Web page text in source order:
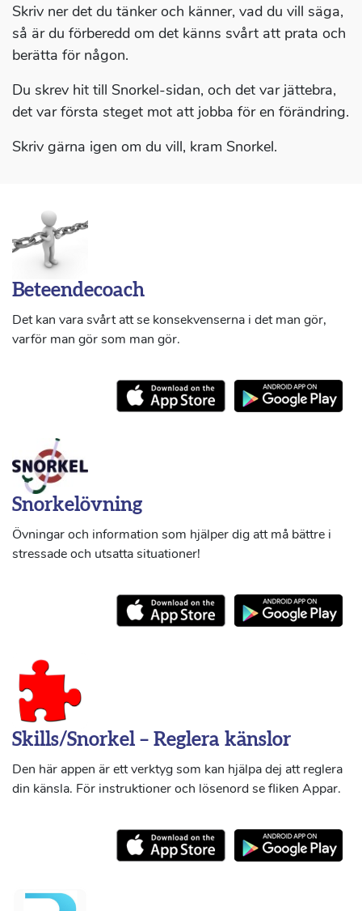
Skriv ner det du tänker och känner, vad du vill säga,
så är du förberedd om det känns svårt att prata och
berätta för någon.
Du skrev hit till Snorkel-sidan, och det var jättebra,
det var första steget mot att jobba för en förändring.
Skriv gärna igen om du vill, kram Snorkel.
Beteendecoach
Det kan vara svårt att se konsekvenserna i det man gör,
varför man gör som man gör.
Snorkelövning
Övningar och information som hjälper dig att må bättre i
stressade och utsatta situationer!
Skills/Snorkel – Reglera känslor
Den här appen är ett verktyg som kan hjälpa dej att reglera
din känsla. För instruktioner och lösenord se fliken Appar.